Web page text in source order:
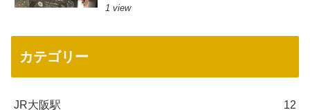
1 view
カテゴリー
JR大阪駅 12